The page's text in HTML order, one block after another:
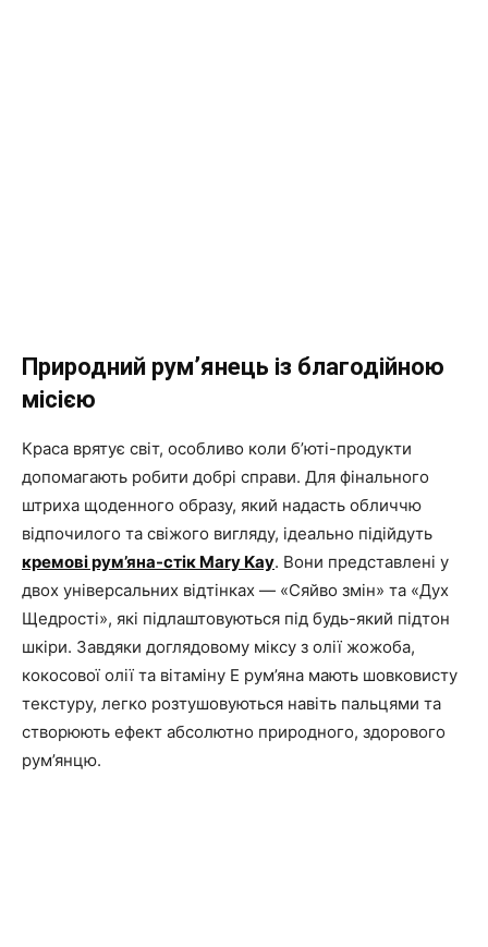
Природний рум’янець із благодійною
місією
Краса врятує світ, особливо коли б’юті-продукти
допомагають робити добрі справи. Для фінального
штриха щоденного образу, який надасть обличчю
відпочилого та свіжого вигляду, ідеально підійдуть
кремові рум’яна-стік Mary Kay. Вони представлені у
двох універсальних відтінках — «Сяйво змін» та «Дух
Щедрості», які підлаштовуються під будь-який підтон
шкіри. Завдяки доглядовому міксу з олії жожоба,
кокосової олії та вітаміну Е рум’яна мають шовковисту
текстуру, легко розтушовуються навіть пальцями та
створюють ефект абсолютно природного, здорового
рум’янцю.